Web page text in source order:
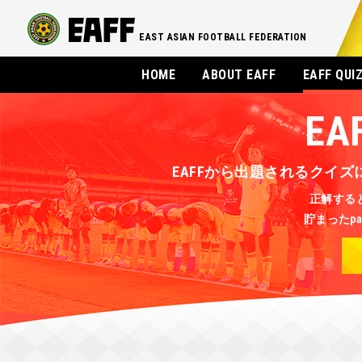
EAST ASIAN FOOTBALL FEDERATION
HOME ABOUT EAFF EAFF
EAFFから出題されるクイ
正解する
貯まった